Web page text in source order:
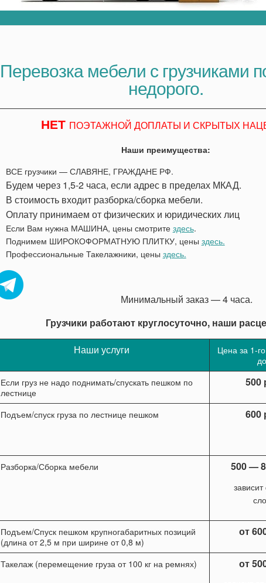
Перевозка мебели с грузчиками
недорого.
НЕТ ПОЭТАЖНОЙ ДОПЛАТЫ И СКРЫТЫХ
Наши преимущества:
ВСЕ грузчики — СЛАВЯНЕ, ГРАЖДАНЕ РФ.
Будем через 1,5-2 часа, если адрес в пределах МКАД.
В стоимость входит разборка/сборка мебели.
Оплату принимаем от физических и юридических лиц
Если Вам нужна МАШИНА, цены смотрите здесь.
Поднимем ШИРОКОФОРМАТНУЮ ПЛИТКУ, цены здесь.
Профессиональные Такелажники, цены здесь.
Минимальный заказ — 4 часа.
Грузчики работают круглосуточно, наши
Наши услуги
Цена за 1-
Если груз не надо поднимать/спускать пешком по
лестнице
500
Подъем/спуск груза по лестнице пешком 600
Разборка/Сборка мебели 500 —
Подъем/Спуск пешком крупногабаритных позиций
(длина от 2,5 м при ширине от 0,8 м)
от
Такелаж (перемещение груза от 100 кг на ремнях) от